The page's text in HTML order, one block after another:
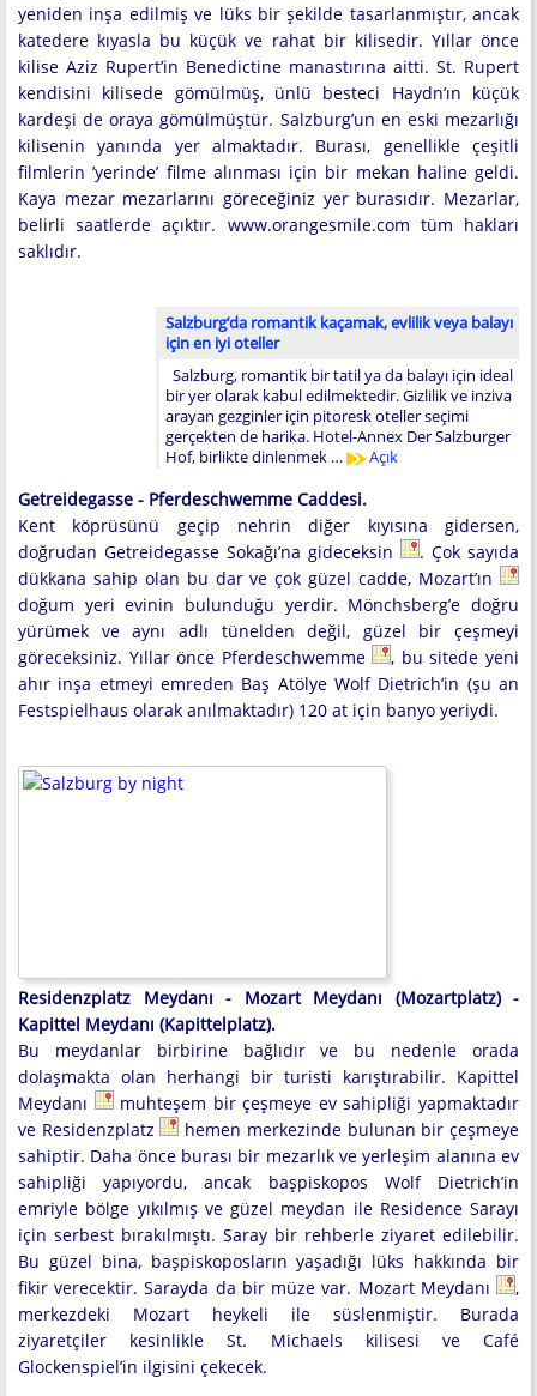
yeniden inşa edilmiş ve lüks bir şekilde tasarlanmıştır, ancak
katedere kıyasla bu küçük ve rahat bir kilisedir. Yıllar önce
kilise Aziz Rupert’in Benedictine manastırına aitti. St. Rupert
kendisini kilisede gömülmüş, ünlü besteci Haydn’ın küçük
kardeşi de oraya gömülmüştür. Salzburg’un en eski mezarlığı
kilisenin yanında yer almaktadır. Burası, genellikle çeşitli
filmlerin ’yerinde’ filme alınması için bir mekan haline geldi.
Kaya mezar mezarlarını göreceğiniz yer burasıdır. Mezarlar,
belirli saatlerde açıktır. www.orangesmile.com tüm hakları
saklıdır.
Salzburg’da romantik kaçamak, evlilik veya balayı
için en iyi oteller
Salzburg, romantik bir tatil ya da balayı için ideal
bir yer olarak kabul edilmektedir. Gizlilik ve inziva
arayan gezginler için pitoresk oteller seçimi
gerçekten de harika. Hotel-Annex Der Salzburger
Hof, birlikte dinlenmek …
Açık
Getreidegasse - Pferdeschwemme Caddesi.
Kent köprüsünü geçip nehrin diğer kıyısına gidersen,
doğrudan Getreidegasse Sokağı’na gideceksin
. Çok sayıda
dükkana sahip olan bu dar ve çok güzel cadde, Mozart’ın
doğum yeri evinin bulunduğu yerdir. Mönchsberg’e doğru
yürümek ve aynı adlı tünelden değil, güzel bir çeşmeyi
göreceksiniz. Yıllar önce Pferdeschwemme
, bu sitede yeni
ahır inşa etmeyi emreden Baş Atölye Wolf Dietrich’in (şu an
Festspielhaus olarak anılmaktadır) 120 at için banyo yeriydi.
Residenzplatz Meydanı - Mozart Meydanı (Mozartplatz) -
Kapittel Meydanı (Kapittelplatz).
Bu meydanlar birbirine bağlıdır ve bu nedenle orada
dolaşmakta olan herhangi bir turisti karıştırabilir. Kapittel
Meydanı
muhteşem bir çeşmeye ev sahipliği yapmaktadır
ve Residenzplatz
hemen merkezinde bulunan bir çeşmeye
sahiptir. Daha önce burası bir mezarlık ve yerleşim alanına ev
sahipliği yapıyordu, ancak başpiskopos Wolf Dietrich’in
emriyle bölge yıkılmış ve güzel meydan ile Residence Sarayı
için serbest bırakılmıştı. Saray bir rehberle ziyaret edilebilir.
Bu güzel bina, başpiskoposların yaşadığı lüks hakkında bir
fikir verecektir. Sarayda da bir müze var. Mozart Meydanı
,
merkezdeki Mozart heykeli ile süslenmiştir. Burada
ziyaretçiler kesinlikle St. Michaels kilisesi ve Café
Glockenspiel’in ilgisini çekecek.